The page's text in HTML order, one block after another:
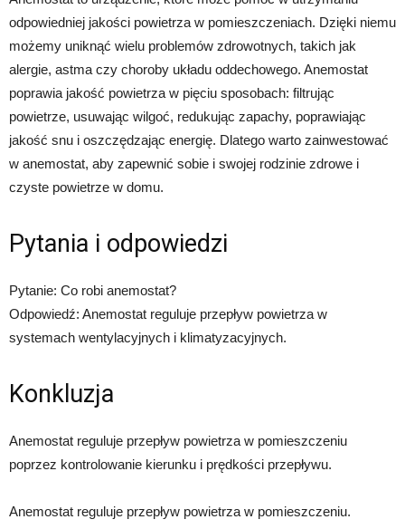
odpowiedniej jakości powietrza w pomieszczeniach. Dzięki niemu
możemy uniknąć wielu problemów zdrowotnych, takich jak
alergie, astma czy choroby układu oddechowego. Anemostat
poprawia jakość powietrza w pięciu sposobach: filtrując
powietrze, usuwając wilgoć, redukując zapachy, poprawiając
jakość snu i oszczędzając energię. Dlatego warto zainwestować
w anemostat, aby zapewnić sobie i swojej rodzinie zdrowe i
czyste powietrze w domu.
Pytania i odpowiedzi
Pytanie: Co robi anemostat?
Odpowiedź: Anemostat reguluje przepływ powietrza w
systemach wentylacyjnych i klimatyzacyjnych.
Konkluzja
Anemostat reguluje przepływ powietrza w pomieszczeniu
poprzez kontrolowanie kierunku i prędkości przepływu.
Anemostat reguluje przepływ powietrza w pomieszczeniu.